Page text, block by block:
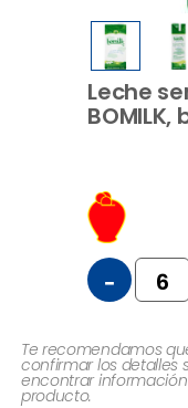
Leche
BOMILK,
-
Te recomendamos
confirmar los detalles
encontrar
producto.